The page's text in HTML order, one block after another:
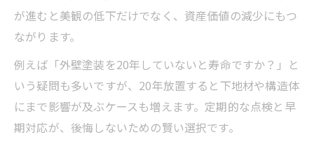
が進むと美観の低下だけでなく、資産価値の減少にもつ
ながります。
例えば「外壁塗装を20年していないと寿命ですか？」と
いう疑問も多いですが、20年放置すると下地材や構造体
にまで影響が及ぶケースも増えます。定期的な点検と早
期対応が、後悔しないための賢い選択です。